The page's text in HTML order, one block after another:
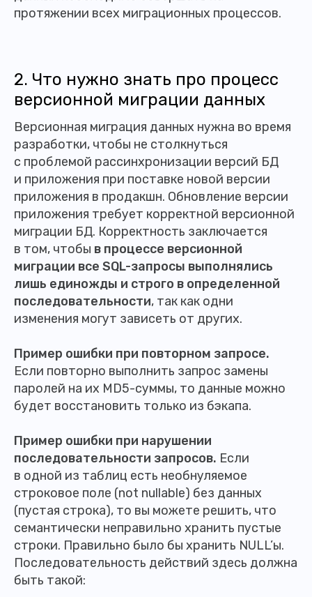
протяжении всех миграционных процессов.
2. Что нужно знать про процесс
версионной миграции данных
Версионная миграция данных нужна во время
разработки, чтобы не столкнуться
с проблемой рассинхронизации версий БД
и приложения при поставке новой версии
приложения в продакшн. Обновление версии
приложения требует корректной версионной
миграции БД. Корректность заключается
в том, чтобы в процессе версионной
миграции все SQL-запросы выполнялись
лишь единожды и строго в определенной
последовательности, так как одни
изменения могут зависеть от других.
Пример ошибки при повторном запросе.
Если повторно выполнить запрос замены
паролей на их MD5-суммы, то данные можно
будет восстановить только из бэкапа.
Пример ошибки при нарушении
последовательности запросов. Если
в одной из таблиц есть необнуляемое
строковое поле (not nullable) без данных
(пустая строка), то вы можете решить, что
семантически неправильно хранить пустые
строки. Правильно было бы хранить NULL’ы.
Последовательность действий здесь должна
быть такой: